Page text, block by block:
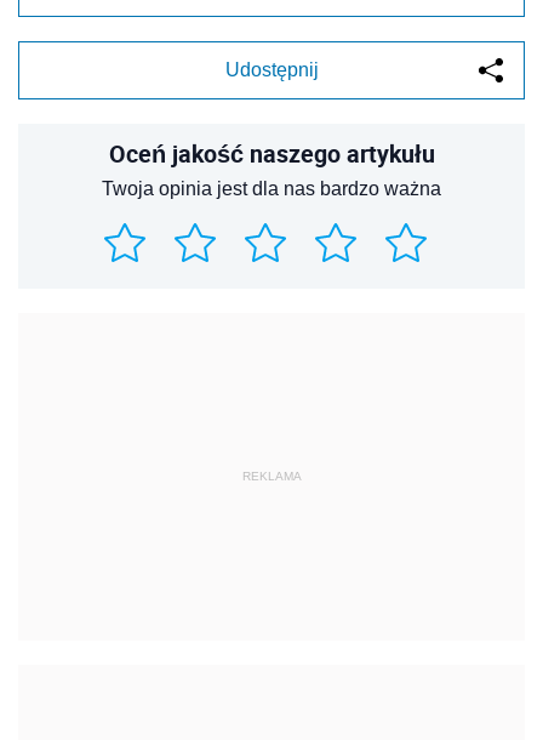
Udostępnij
Oceń jakość naszego artykułu
Twoja opinia jest dla nas bardzo ważna
REKLAMA